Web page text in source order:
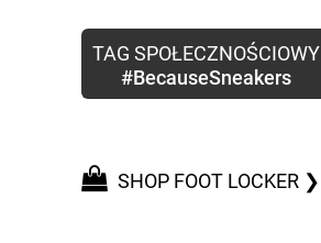
TAG SPOŁECZNOŚCIOWY
#BecauseSneakers
SHOP FOOT LOCKER ❯